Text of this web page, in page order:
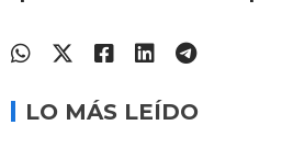
LO MÁS LEÍDO